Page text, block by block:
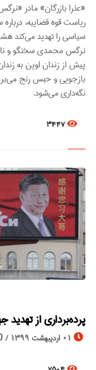
«عذرا بازرگان» مادر
ریاست قوه قضاییه،
سیاسی را تهدید می‌کند
نرگس محمدی سخنگو و
پیش از زندان اوین به
بازجویی و حبس رنج
نگه‌داری می‌شود.
3447
پرده‌‌برداری از
01 اردیبهشت 1399 /